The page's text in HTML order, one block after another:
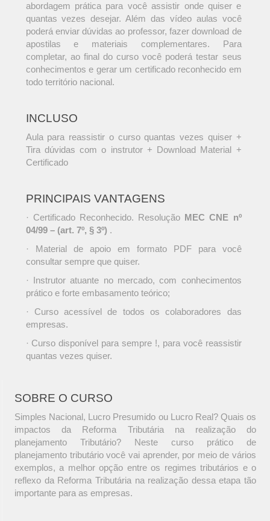
abordagem prática para você assistir onde quiser e
quantas vezes desejar. Além das vídeo aulas você
poderá enviar dúvidas ao professor, fazer download de
apostilas e materiais complementares. Para
completar, ao final do curso você poderá testar seus
conhecimentos e gerar um certificado reconhecido em
todo território nacional.
INCLUSO
Aula para reassistir o curso quantas vezes quiser +
Tira dúvidas com o instrutor + Download Material +
Certificado
PRINCIPAIS VANTAGENS
· Certificado Reconhecido. Resolução MEC CNE nº
04/99 – (art. 7º, § 3º) .
· Material de apoio em formato PDF para você
consultar sempre que quiser.
· Instrutor atuante no mercado, com conhecimentos
prático e forte embasamento teórico;
· Curso acessível de todos os colaboradores das
empresas.
· Curso disponível para sempre !, para você reassistir
quantas vezes quiser.
SOBRE O CURSO
Simples Nacional, Lucro Presumido ou Lucro Real? Quais os
impactos da Reforma Tributária na realização do
planejamento Tributário? Neste curso prático de
planejamento tributário você vai aprender, por meio de vários
exemplos, a melhor opção entre os regimes tributários e o
reflexo da Reforma Tributária na realização dessa etapa tão
importante para as empresas.